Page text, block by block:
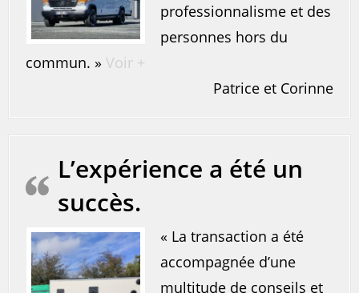
professionnalisme et des
personnes hors du
commun. » Voir +
Patrice et Corinne
L’expérience a été un
succès.
« La transaction a été
accompagnée d’une
multitude de conseils et